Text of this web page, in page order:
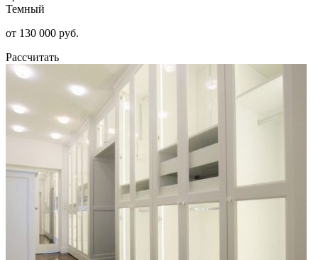
Темный
от 130 000 руб.
Рассчитать